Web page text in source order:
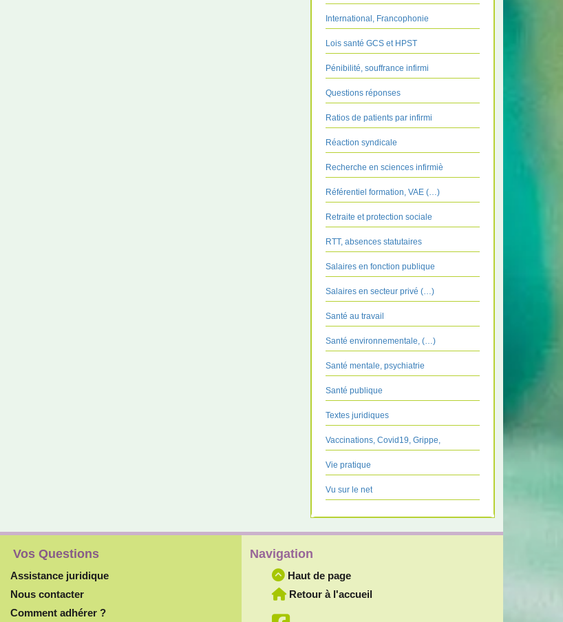
International, Francophonie
Lois santé GCS et HPST
Pénibilité, souffrance infirmi
Questions réponses
Ratios de patients par infirmi
Réaction syndicale
Recherche en sciences infirmiè
Référentiel formation, VAE (…)
Retraite et protection sociale
RTT, absences statutaires
Salaires en fonction publique
Salaires en secteur privé (…)
Santé au travail
Santé environnementale, (…)
Santé mentale, psychiatrie
Santé publique
Textes juridiques
Vaccinations, Covid19, Grippe,
Vie pratique
Vu sur le net
Vos Questions
Assistance juridique
Nous contacter
Comment adhérer ?
Navigation
Haut de page
Retour à l'accueil